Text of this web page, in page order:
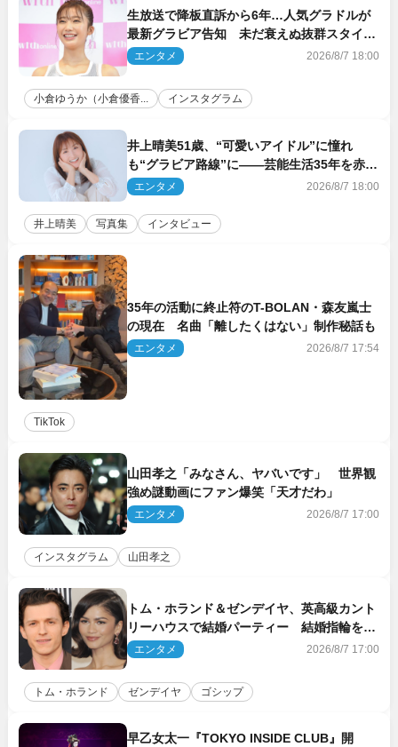
生放送で降板直訴から6年…人気グラドルが
最新グラビア告知 未だ衰えぬ抜群スタイル
に反響
エンタメ 2026/8/7 18:00
小倉ゆうか（小倉優香... インスタグラム
井上晴美51歳、“可愛いアイドル”に憧れ
も“グラビア路線”に――芸能生活35年を赤
裸々に語る 27年ぶりに写真集発売
エンタメ 2026/8/7 18:00
井上晴美 写真集 インタビュー
35年の活動に終止符のT-BOLAN・森友嵐士
の現在 名曲「離したくはない」制作秘話も
エンタメ 2026/8/7 17:54
TikTok
山田孝之「みなさん、ヤバいです」 世界観
強め謎動画にファン爆笑「天才だわ」
エンタメ 2026/8/7 17:00
インスタグラム 山田孝之
トム・ホランド＆ゼンデイヤ、英高級カント
リーハウスで結婚パーティー 結婚指輪を身
に着けたトムも初キャッチ
エンタメ 2026/8/7 17:00
トム・ホランド ゼンデイヤ ゴシップ
早乙女太一『TOKYO INSIDE CLUB』開